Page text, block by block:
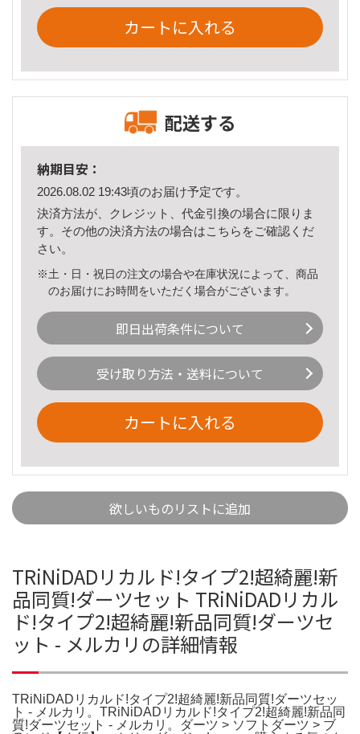
カートに入れる
配送する
納期目安：
2026.08.02 19:43頃のお届け予定です。
決済方法が、クレジット、代金引換の場合に限りま
す。その他の決済方法の場合はこちら をご確認くだ
さい。
※土・日・祝日の注文の場合や在庫状況によって、商品
のお届けにお時間をいただく場合がございます。
即日出荷条件について
受け取り方法・送料について
カートに入れる
欲しいものリストに追加
TRiNiDADリカルド!タイプ2!超綺麗!新
品同質!ダーツセット TRiNiDADリカル
ド!タイプ2!超綺麗!新品同質!ダーツセ
ット - メルカリの詳細情報
TRiNiDADリカルド!タイプ2!超綺麗!新品同質!ダーツセッ
ト - メルカリ。TRiNiDADリカルド!タイプ2!超綺麗!新品同
質!ダーツセット - メルカリ。ダーツ > ソフトダーツ > ブ